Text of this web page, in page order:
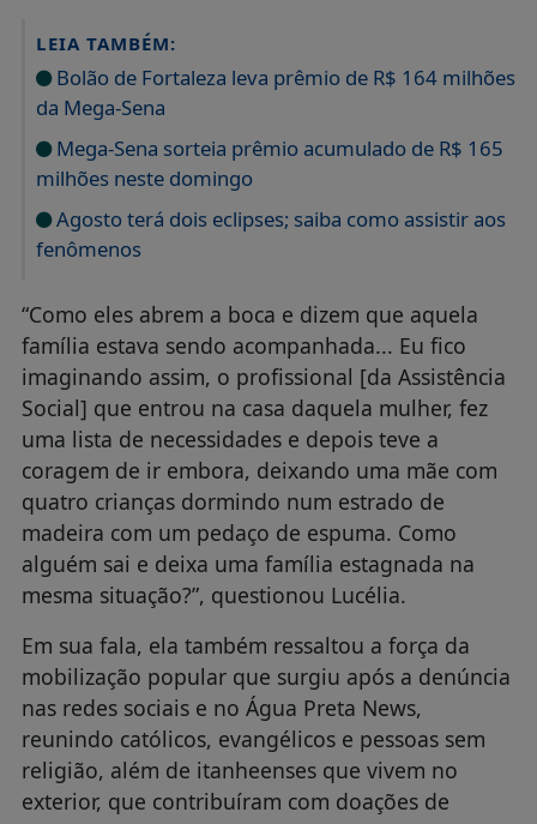
LEIA TAMBÉM:
Bolão de Fortaleza leva prêmio de R$ 164 milhões
da Mega-Sena
Mega-Sena sorteia prêmio acumulado de R$ 165
milhões neste domingo
Agosto terá dois eclipses; saiba como assistir aos
fenômenos
“Como eles abrem a boca e dizem que aquela
família estava sendo acompanhada... Eu fico
imaginando assim, o profissional [da Assistência
Social] que entrou na casa daquela mulher, fez
uma lista de necessidades e depois teve a
coragem de ir embora, deixando uma mãe com
quatro crianças dormindo num estrado de
madeira com um pedaço de espuma. Como
alguém sai e deixa uma família estagnada na
mesma situação?”, questionou Lucélia.
Em sua fala, ela também ressaltou a força da
mobilização popular que surgiu após a denúncia
nas redes sociais e no Água Preta News,
reunindo católicos, evangélicos e pessoas sem
religião, além de itanheenses que vivem no
exterior, que contribuíram com doações de